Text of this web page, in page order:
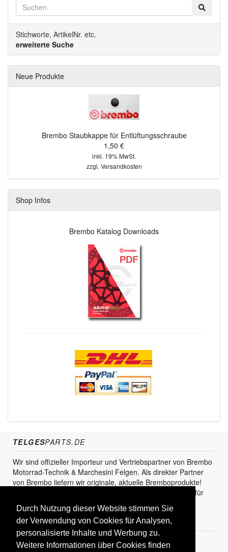
Durch Nutzung dieser Website stimmen Sie
der Verwendung von Cookies für Analysen,
personalisierte Inhalte und Werbung zu.
Weitere Informationen über Cookies finden
Stichworte, ArtikelNr. etc.
erweiterte Suche
Neue Produkte
Brembo Staubkappe für Entlüftungsschraube
1,50 €
inkl. 19% MwSt.
zzgl. Versandkosten
Shop Infos
Brembo Katalog Downloads
TELGESPARTS.DE
Wir sind offizieller Importeur und Vertriebspartner von Brembo
Motorrad-Technik & Marchesini Felgen. Als direkter Partner
von Brembo liefern wir originale, aktuelle Bremboprodukte!
Unser Service steht sowohl für den Endkunden als auch für
den Einzel- und Grosshandel zur Verfügung.
KUNDENBEREICH
Registrieren